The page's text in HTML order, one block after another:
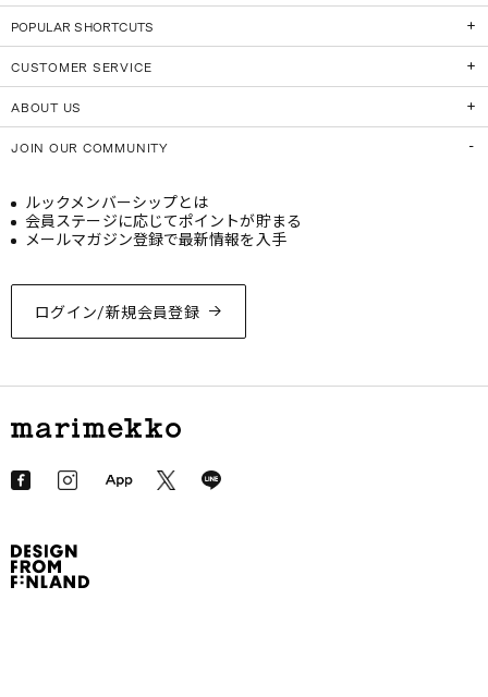
POPULAR SHORTCUTS
CUSTOMER SERVICE
ABOUT US
JOIN OUR COMMUNITY
ログイン/新規会員登録
ルックメンバーシップとは
会員ステージに応じてポイントが貯まる
メールマガジン登録で最新情報を入手